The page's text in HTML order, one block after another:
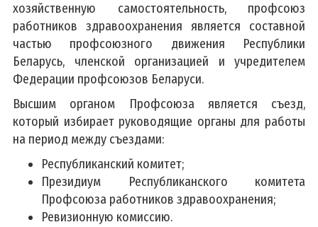
Полезная информация
Азбука здоровья
Основы безопасности жизнедеятельности
Здоровый образ жизни
Профилактика психических расстройств
Профилактика стоматологических заболеваний
Советы офтальмолога
Противодействие коррупции
Кибербезопасность
хозяйственную самостоятельность, профсоюз
работников здравоохранения является составной
частью профсоюзного движения Республики
Беларусь, членской организацией и учредителем
Федерации профсоюзов Беларуси.
Высшим органом Профсоюза является съезд,
который избирает руководящие органы для работы
на период между съездами:
Республиканский комитет;
Президиум Республиканского комитета
Профсоюза работников здравоохранения;
Ревизионную комиссию.